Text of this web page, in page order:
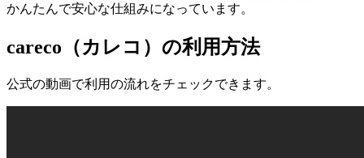
かんたんで安心な仕組みになっています。
careco（カレコ）の利用方法
公式の動画で利用の流れをチェックできます。